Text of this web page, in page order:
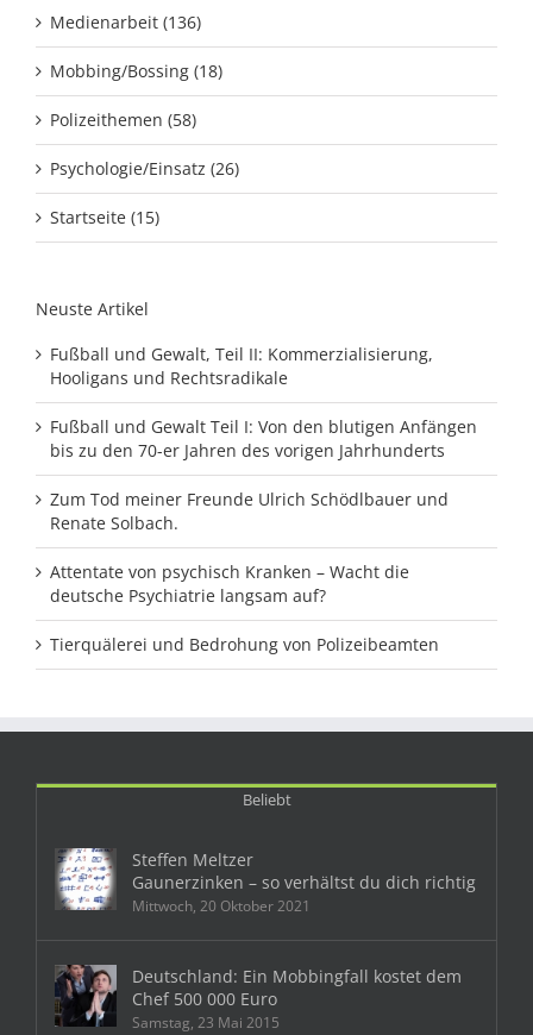
Medienarbeit (136)
Mobbing/Bossing (18)
Polizeithemen (58)
Psychologie/Einsatz (26)
Startseite (15)
Neuste Artikel
Fußball und Gewalt, Teil II: Kommerzialisierung,
Hooligans und Rechtsradikale
Fußball und Gewalt Teil I: Von den blutigen Anfängen
bis zu den 70-er Jahren des vorigen Jahrhunderts
Zum Tod meiner Freunde Ulrich Schödlbauer und
Renate Solbach.
Attentate von psychisch Kranken – Wacht die
deutsche Psychiatrie langsam auf?
Tierquälerei und Bedrohung von Polizeibeamten
Beliebt
Steffen Meltzer
Gaunerzinken – so verhältst du dich richtig
Mittwoch, 20 Oktober 2021
Deutschland: Ein Mobbingfall kostet dem
Chef 500 000 Euro
Samstag, 23 Mai 2015